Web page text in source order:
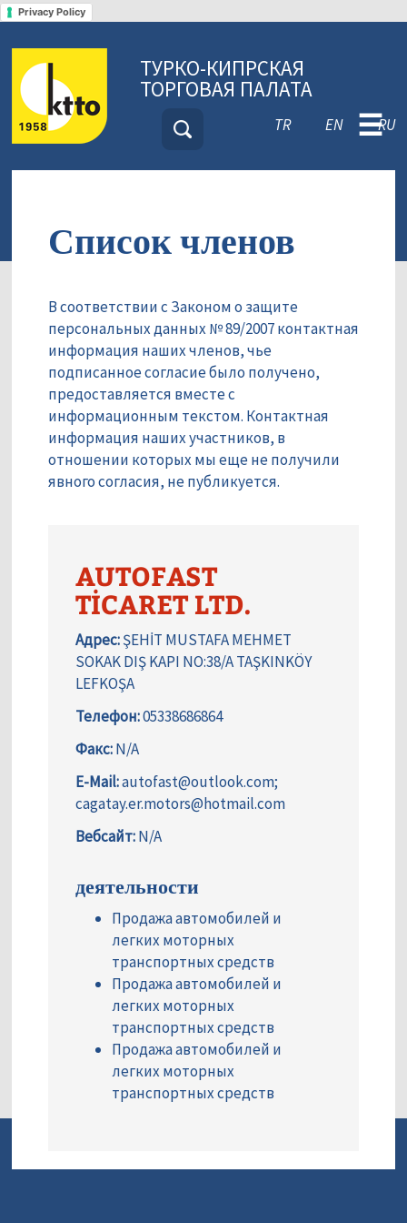
Privacy Policy
ТУРКО-КИПРСКАЯ
ТОРГОВАЯ ПАЛАТА
TR EN RU
☰
Список членов
В соответствии с Законом о защите
персональных данных № 89/2007 контактная
информация наших членов, чье
подписанное согласие было получено,
предоставляется вместе с
информационным текстом. Контактная
информация наших участников, в
отношении которых мы еще не получили
явного согласия, не публикуется.
AUTOFAST
TİCARET LTD.
Адрес:ŞEHİT MUSTAFA MEHMET
SOKAK DIŞ KAPI NO:38/A TAŞKINKÖY
LEFKOŞA
Телефон:05338686864
Факс:N/A
E-Mail:autofast@outlook.com;
cagatay.er.motors@hotmail.com
Вебсайт:N/A
деятельности
Продажа автомобилей и
легких моторных
транспортных средств
Продажа автомобилей и
легких моторных
транспортных средств
Продажа автомобилей и
легких моторных
транспортных средств